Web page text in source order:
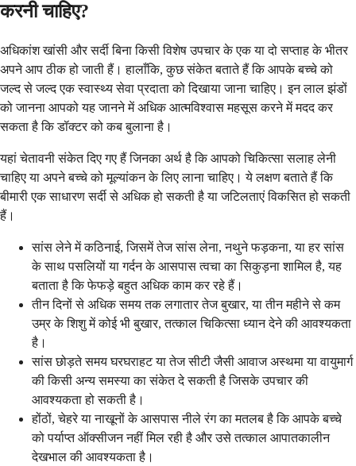
करनी चाहिए?
अधिकांश खांसी और सर्दी बिना किसी विशेष उपचार के एक या दो सप्ताह के भीतर
अपने आप ठीक हो जाती हैं। हालाँकि, कुछ संकेत बताते हैं कि आपके बच्चे को
जल्द से जल्द एक स्वास्थ्य सेवा प्रदाता को दिखाया जाना चाहिए। इन लाल झंडों
को जानना आपको यह जानने में अधिक आत्मविश्वास महसूस करने में मदद कर
सकता है कि डॉक्टर को कब बुलाना है।
यहां चेतावनी संकेत दिए गए हैं जिनका अर्थ है कि आपको चिकित्सा सलाह लेनी
चाहिए या अपने बच्चे को मूल्यांकन के लिए लाना चाहिए। ये लक्षण बताते हैं कि
बीमारी एक साधारण सर्दी से अधिक हो सकती है या जटिलताएं विकसित हो सकती
हैं।
सांस लेने में कठिनाई, जिसमें तेज सांस लेना, नथुने फड़कना, या हर सांस
के साथ पसलियों या गर्दन के आसपास त्वचा का सिकुड़ना शामिल है, यह
बताता है कि फेफड़े बहुत अधिक काम कर रहे हैं।
तीन दिनों से अधिक समय तक लगातार तेज बुखार, या तीन महीने से कम
उम्र के शिशु में कोई भी बुखार, तत्काल चिकित्सा ध्यान देने की आवश्यकता
है।
सांस छोड़ते समय घरघराहट या तेज सीटी जैसी आवाज अस्थमा या वायुमार्ग
की किसी अन्य समस्या का संकेत दे सकती है जिसके उपचार की
आवश्यकता हो सकती है।
होंठों, चेहरे या नाखूनों के आसपास नीले रंग का मतलब है कि आपके बच्चे
को पर्याप्त ऑक्सीजन नहीं मिल रही है और उसे तत्काल आपातकालीन
देखभाल की आवश्यकता है।